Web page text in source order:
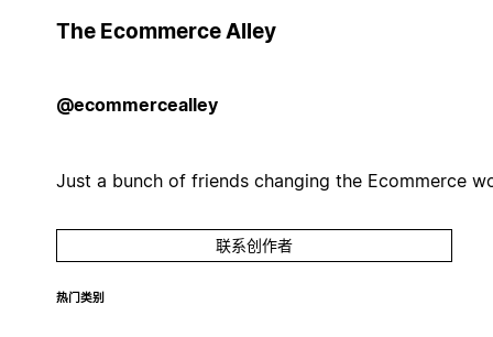
The Ecommerce Alley
@ecommercealley
Just a bunch of friends changing the Ecommerce
联系创作者
热门类别